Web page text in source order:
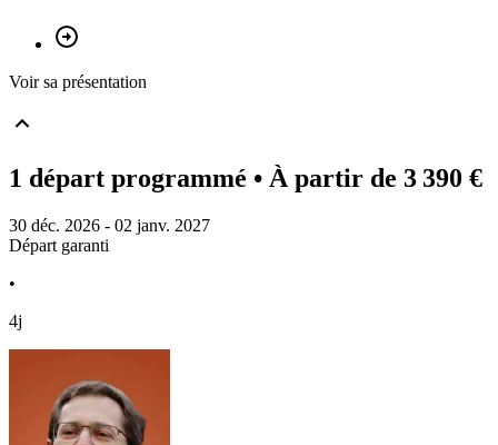
Voir sa présentation
1 départ programmé • À partir de 3 390 €
30 déc. 2026 - 02 janv. 2027
Départ garanti
•
4j